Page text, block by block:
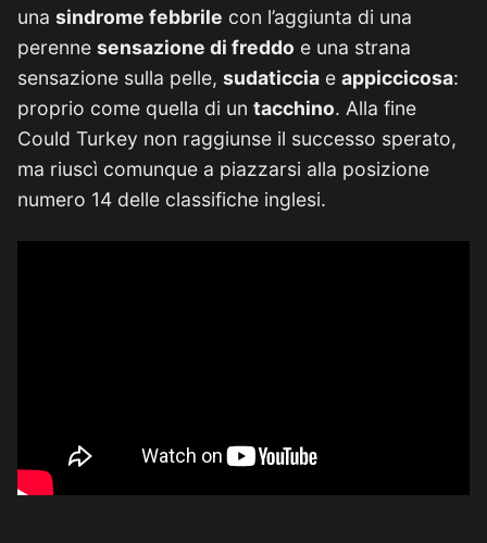
una sindrome febbrile con l’aggiunta di una
perenne sensazione di freddo e una strana
sensazione sulla pelle, sudaticcia e appiccicosa:
proprio come quella di un tacchino. Alla fine
Could Turkey non raggiunse il successo sperato,
ma riuscì comunque a piazzarsi alla posizione
numero 14 delle classifiche inglesi.